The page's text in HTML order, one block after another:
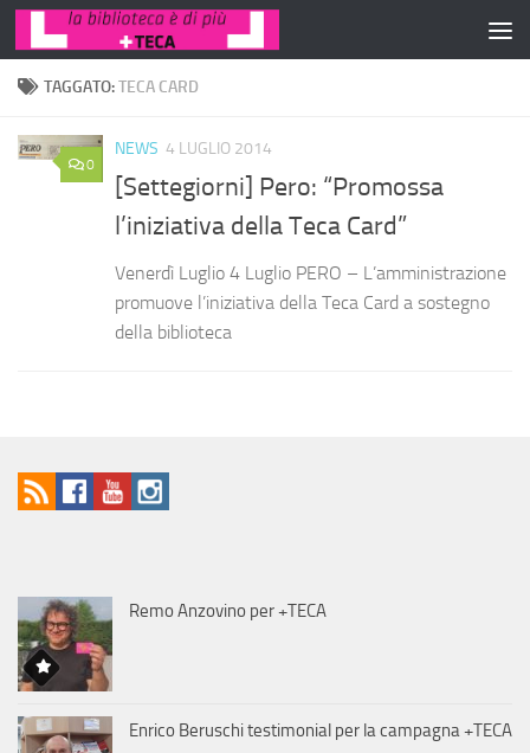
Salta al contenuto
TAGGATO:TECA CARD
0
NEWS 4 LUGLIO 2014
[Settegiorni] Pero: “Promossa
l’iniziativa della Teca Card”
Venerdì Luglio 4 Luglio PERO – L’amministrazione
promuove l’iniziativa della Teca Card a sostegno
della biblioteca
Remo Anzovino per +TECA
Enrico Beruschi testimonial per la campagna +TECA